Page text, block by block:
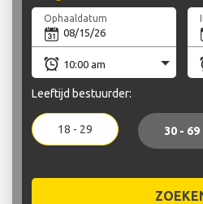
Ophaaldatum
Leeftijd bestuurder:
18 - 29 30 - 69